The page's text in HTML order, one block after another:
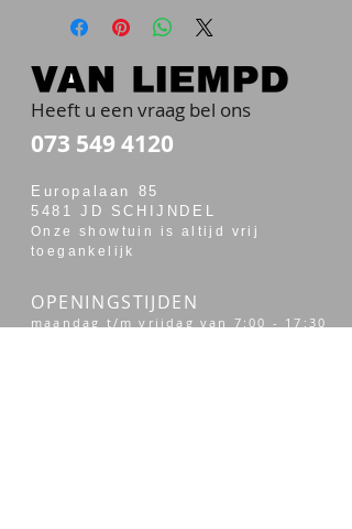
Heeft u een vraag bel ons
073 549 4120
Europalaan 85
5481 JD SCHIJNDEL
Onze showtuin is altijd vrij
toegankelijk
OPENINGSTIJDEN
maandag t/m vrijdag van 7:00 - 17:30